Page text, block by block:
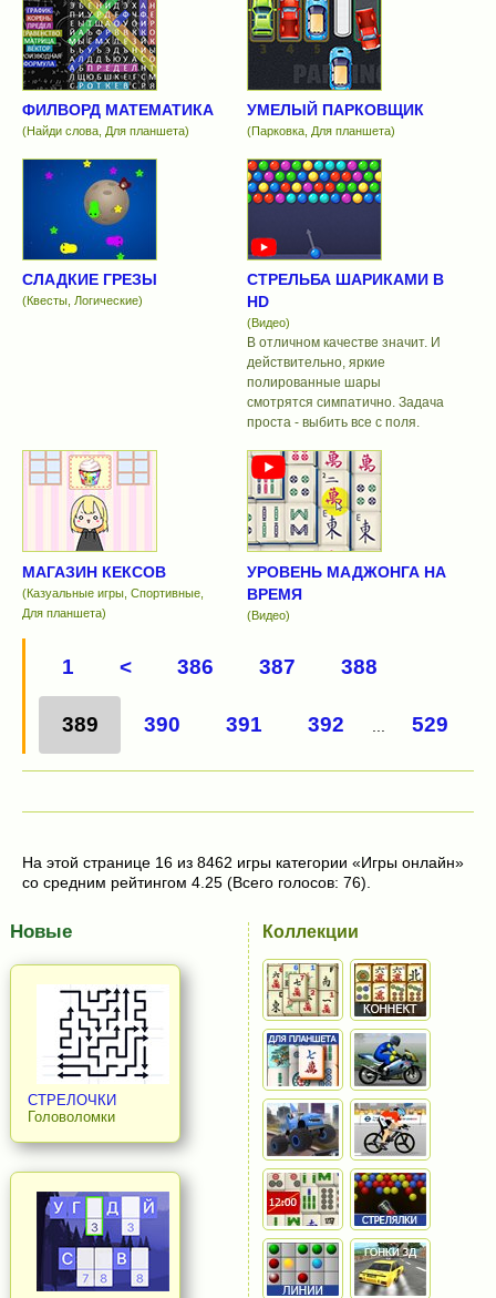
ФИЛВОРД МАТЕМАТИКА
(Найди слова, Для планшета)
УМЕЛЫЙ ПАРКОВЩИК
(Парковка, Для планшета)
СЛАДКИЕ ГРЕЗЫ
(Квесты, Логические)
СТРЕЛЬБА ШАРИКАМИ В
HD
(Видео)
В отличном качестве значит. И
действительно, яркие
полированные шары
смотрятся симпатично. Задача
проста - выбить все с поля.
МАГАЗИН КЕКСОВ
(Казуальные игры, Спортивные,
Для планшета)
УРОВЕНЬ МАДЖОНГА НА
ВРЕМЯ
(Видео)
1 < 386 387 388
389 390 391 392 529
На этой странице 16 из 8462 игры категории «Игры онлайн»
со средним рейтингом 4.25 (Всего голосов: 76).
Новые
СТРЕЛОЧКИ
Головоломки
Коллекции